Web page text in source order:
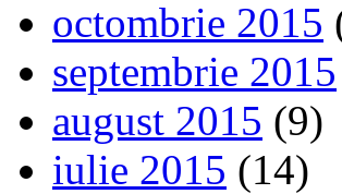
octombrie 2015
septembrie 2015
august 2015 (9)
iulie 2015 (14)